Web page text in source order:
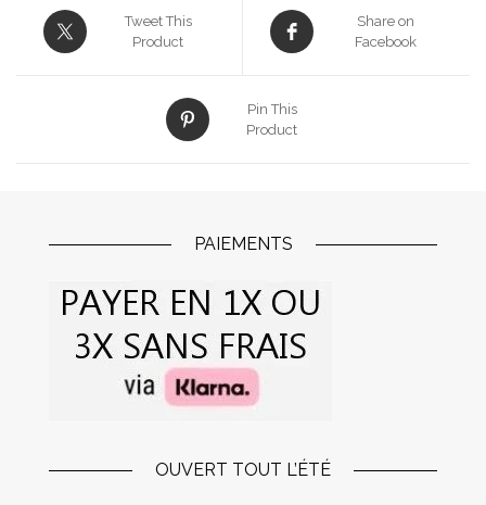
Tweet This
Product
Share on
Facebook
Pin This
Product
PAIEMENTS
OUVERT TOUT L’ÉTÉ